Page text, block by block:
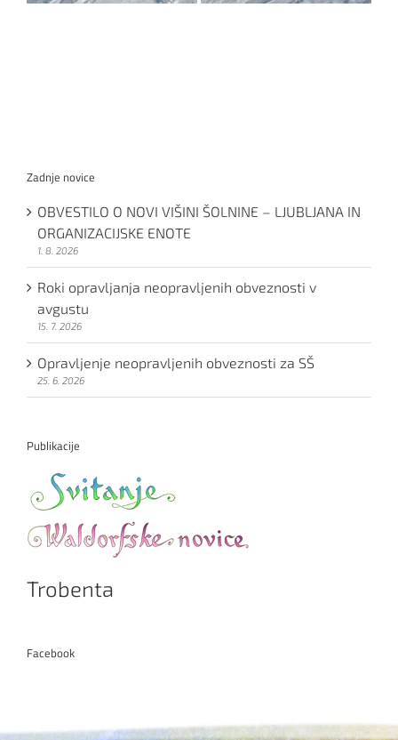
Zadnje novice
OBVESTILO O NOVI VIŠINI ŠOLNINE – LJUBLJANA IN
ORGANIZACIJSKE ENOTE
1. 8. 2026
Roki opravljanja neopravljenih obveznosti v
avgustu
15. 7. 2026
Opravljenje neopravljenih obveznosti za SŠ
25. 6. 2026
Publikacije
Trobenta
Facebook